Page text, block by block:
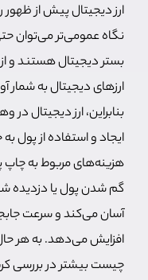
ارز دیجیتال پیش از ظهور
نگاه عمومی‌تر می‌توان
بستر دیجیتال هستند و
ارزهای دیجیتال به شمار
بنابراین، ارز دیجیتال
ایجاد و استفاده از پول
هزینه‌های مربوط به چاپ
گم شدن پول یا دزدیده
آسان می‌کند و سرعت
افزایش می‌دهد. به هر
چیست بیشتر در بررسی